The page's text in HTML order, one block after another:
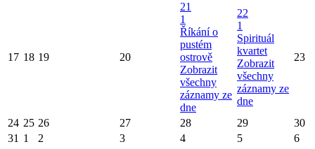
17 18 19 20
21
1
Říkání o
pustém
ostrově
Zobrazit
všechny
záznamy ze
dne
22
1
Spirituál
kvartet
Zobrazit
všechny
záznamy ze
dne
23
24 25 26 27 28 29
30
31 1 2 3 4 5 6